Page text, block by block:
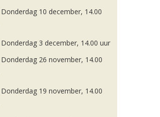
Donderdag 10 december, 14.00
Donderdag 3 december, 14.00 uur
Donderdag 26 november, 14.00
Donderdag 19 november, 14.00